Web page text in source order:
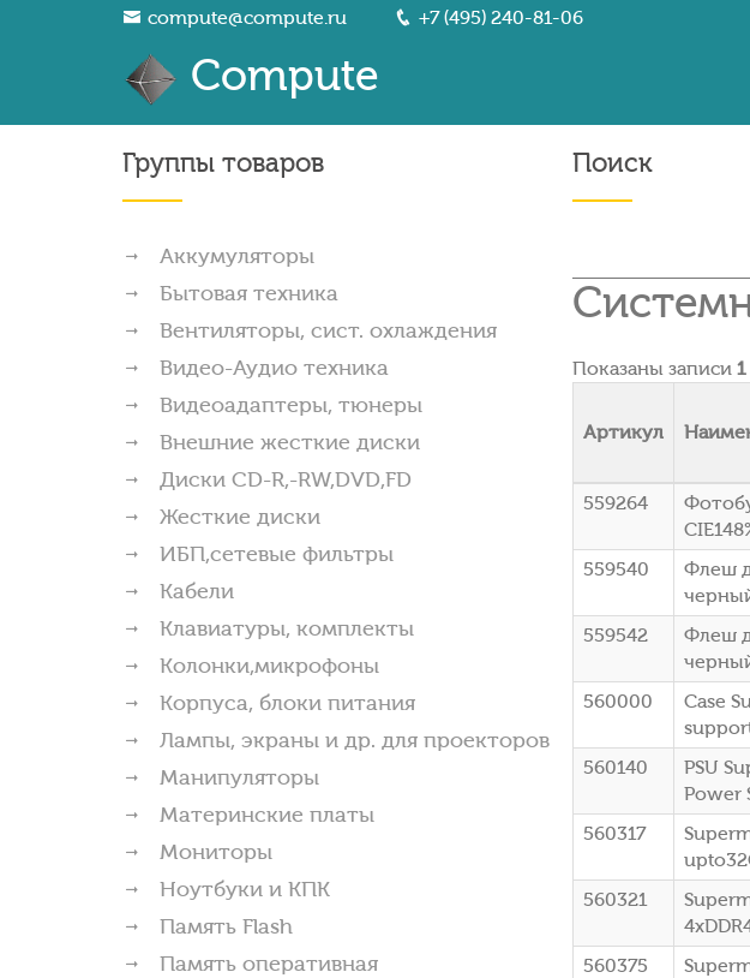
compute@compute.ru +7 (495) 240-81-06
Compute
Группы товаров
Аккумуляторы
Бытовая техника
Вентиляторы, сист. охлаждения
Видео-Аудио техника
Видеоадаптеры, тюнеры
Внешние жесткие диски
Диски CD-R,-RW,DVD,FD
Жесткие диски
ИБП,сетевые фильтры
Кабели
Клавиатуры, комплекты
Колонки,микрофоны
Корпуса, блоки питания
Лампы, экраны и др. для проекторов
Манипуляторы
Материнские платы
Мониторы
Ноутбуки и КПК
Память Flash
Память оперативная
Поиск
Показаны записи
Артикул
559264
559540
Флеш
559542
Флеш
560000
Case
560140
PSU
Power
560317
560321
560375